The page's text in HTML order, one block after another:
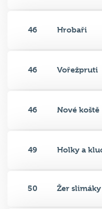
46 Hrobaři
46 Vořežpruti
46 Nové koště
49 Holky a
50 Žer slimáky